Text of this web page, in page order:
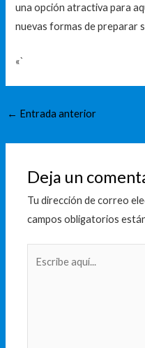
una opción atractiva para
nuevas formas de preparar
«`
← Entrada anterior
Deja un
Tu dirección de correo
campos obligatorios